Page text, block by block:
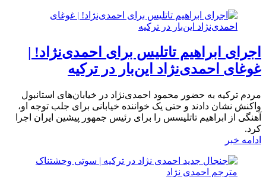
اجرای ابراهیم تاتلیس برای احمدی‌نژاد! |‌
غوغای احمدی‌نژاد این‌بار در ترکیه
مردم ترکیه به حضور محمود احمدی‌نژاد در خیابان‌های استانبول
واکنش نشان دادند و حتی یک خواننده خیابانی برای جلب توجه او،
آهنگی از ابراهیم تاتلیسس را برای رئیس جمهور پیشین ایران اجرا
کرد.
ادامه خبر